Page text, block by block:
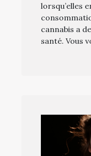
lorsqu’elles
cannabis a
santé. Vous